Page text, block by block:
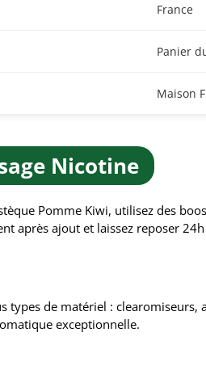
France
Panier
Maison
Nicotine
Pomme Kiwi, utilisez des
après ajout et laissez reposer
types de matériel :
exceptionnelle.